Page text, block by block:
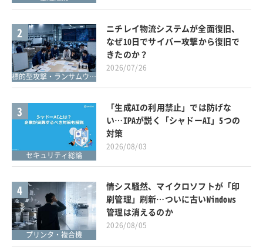
2
標的型攻撃・ランサムウェア対策
ニチレイ物流システムが全面復旧、
なぜ10日でサイバー攻撃から復旧で
きたのか？
2026/07/26
3
セキュリティ総論
「生成AIの利用禁止」では防げな
い…IPAが説く「シャドーAI」5つの
対策
2026/08/03
4
プリンタ・複合機
情シス騒然、マイクロソフトが「印
刷管理」刷新…ついに古いWindows
管理は消えるのか
2026/08/05